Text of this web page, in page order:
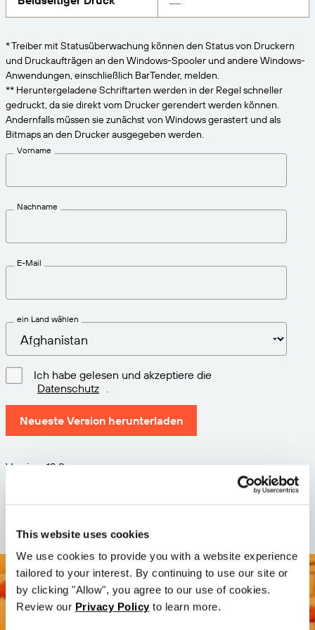
This website uses cookies
We use cookies to provide you with a website experience
tailored to your interest. By continuing to use our site or
by clicking "Allow", you agree to our use of cookies.
Review our Privacy Policy to learn more.
Preise
Kostenlos testen
Technische Daten
Print Connectors
Lösungsübersicht
VERBINDEN
Über uns
Karriere
Nachrichten
Erhalten Sie die Unterstützung, die Ihren
* Treiber mit Statusüberwachung können den Status von Druckern
und Druckaufträgen an den Windows-Spooler und andere Windows-
Anwendungen, einschließlich BarTender, melden.
** Heruntergeladene Schriftarten werden in der Regel schneller
gedruckt, da sie direkt vom Drucker gerendert werden können.
Andernfalls müssen sie zunächst von Windows gerastert und als
Bitmaps an den Drucker ausgegeben werden.
Vorname
Nachname
E-Mail
ein Land wählen
Ich habe gelesen und akzeptiere die
Datenschutz
Neueste Version herunterladen
Version: 12.3
Datum: 2026-05-05